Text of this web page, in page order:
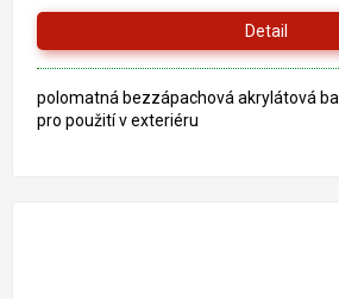
Detail
polomatná bezzápachová akrylátová
pro použití v exteriéru